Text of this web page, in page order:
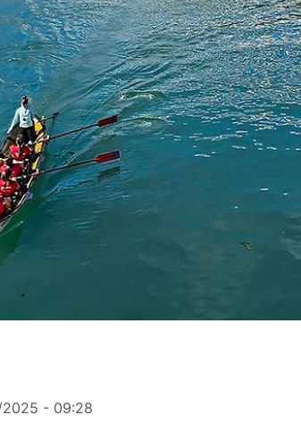
- 09:28